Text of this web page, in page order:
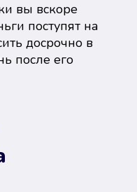
вы вскоре
поступят на
досрочно в
после его